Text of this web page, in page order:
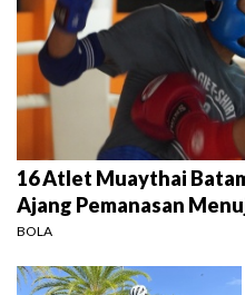
16 Atlet Muaythai
Ajang Pemanasan
BOLA